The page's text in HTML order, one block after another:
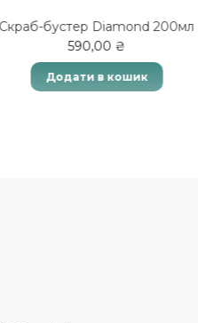
Скраб-бустер Diamond 200мл
590,00 ₴
Додати в кошик